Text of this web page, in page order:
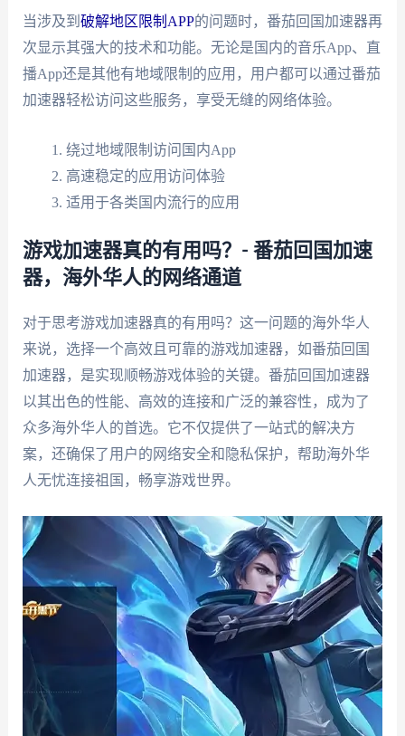
当涉及到 破解地区限制APP的问题时，番茄回国加速器再
次显示其强大的技术和功能。无论是国内的音乐App、直
播App还是其他有地域限制的应用，用户都可以通过番茄
加速器轻松访问这些服务，享受无缝的网络体验。
绕过地域限制访问国内App
高速稳定的应用访问体验
适用于各类国内流行的应用
游戏加速器真的有用吗？- 番茄回国加速
器，海外华人的网络通道
对于思考游戏加速器真的有用吗？这一问题的海外华人
来说，选择一个高效且可靠的游戏加速器，如番茄回国
加速器，是实现顺畅游戏体验的关键。番茄回国加速器
以其出色的性能、高效的连接和广泛的兼容性，成为了
众多海外华人的首选。它不仅提供了一站式的解决方
案，还确保了用户的网络安全和隐私保护，帮助海外华
人无忧连接祖国，畅享游戏世界。